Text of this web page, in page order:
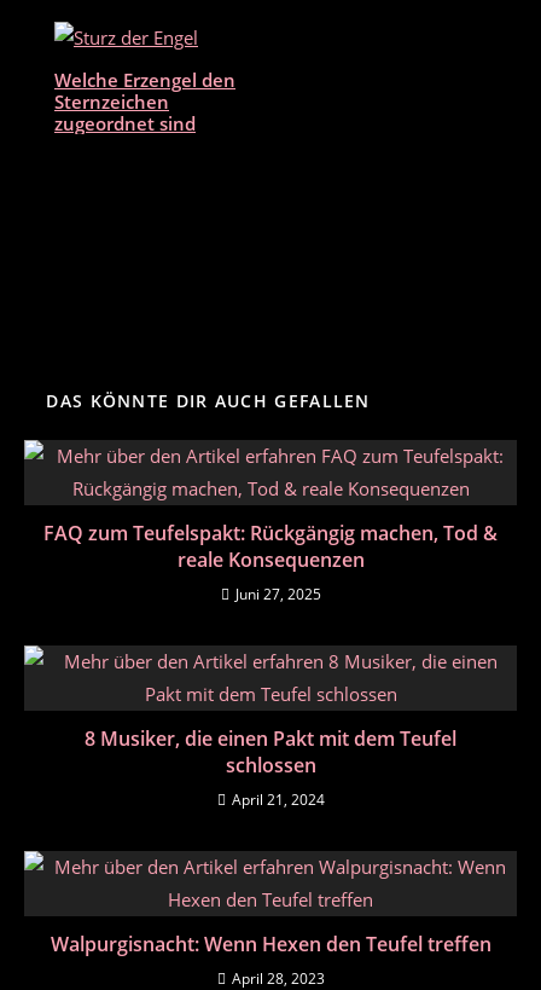
Welche Erzengel den
Sternzeichen
zugeordnet sind
DAS KÖNNTE DIR AUCH GEFALLEN
FAQ zum Teufelspakt: Rückgängig machen, Tod &
reale Konsequenzen
Juni 27, 2025
8 Musiker, die einen Pakt mit dem Teufel
schlossen
April 21, 2024
Walpurgisnacht: Wenn Hexen den Teufel treffen
April 28, 2023